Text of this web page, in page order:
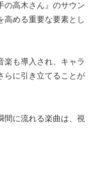
の高木さん』のサウン
高める重要な要素とし
楽も導入され、キャラ
らに引き立てることが
間に流れる楽曲は、視